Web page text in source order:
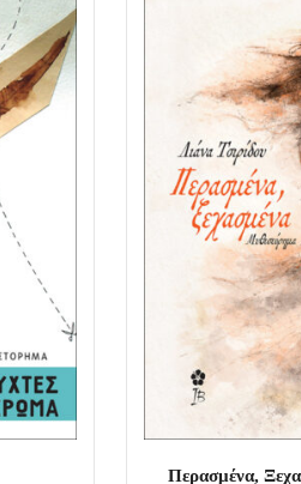
Περασμένα,